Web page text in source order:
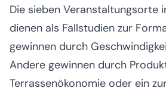
Die sieben Veranstaltungsorte
dienen als Fallstudien zur
gewinnen durch
Andere gewinnen durch
Terrassenökonomie oder ein